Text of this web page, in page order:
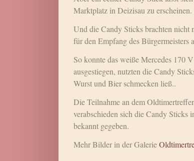
Marktplatz in Deizisau zu
Und die Candy Sticks brachten nicht
für den Empfang des Bürgermeisters
So konnte das weiße Mercedes 170
ausgestiegen, nutzten die Candy
Wurst und Bier schmecken ließ..
Die Teilnahme an dem
verabschieden sich die Candy Sticks
bekannt gegeben.
Mehr Bilder in der Galerie